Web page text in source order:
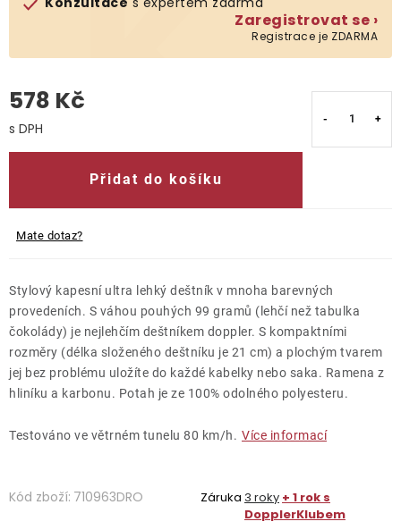
Kontakty Zaregistrovat se ›
Registrace je ZDARMA
578 Kč
Přidat do košíku
Mate dotaz?
Stylový kapesní ultra lehký deštník v mnoha barevných
provedeních. S váhou pouhých 99 gramů (lehčí než tabulka
čokolády) je nejlehčím deštníkem doppler. S kompaktními
rozměry (délka složeného deštníku je 21 cm) a plochým tvarem
jej bez problému uložíte do každé kabelky nebo saka. Ramena z
hliníku a karbonu. Potah je ze 100% odolného polyesteru.
Testováno ve větrném tunelu 80 km/h. Více informací
Kód zboží: 710963DRO Záruka 3 roky + 1 rok s
DopplerKlubem